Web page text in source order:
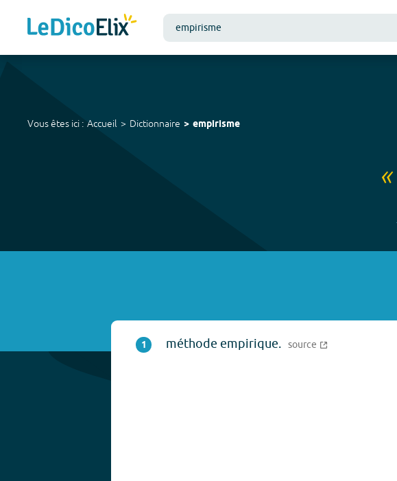
Vous êtes ici : Accueil Dictionnaire empirisme
«
1 méthode empirique. source